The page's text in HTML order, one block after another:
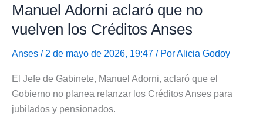
da
préstamos
a
AUH,
ni
pensionados
Manuel Adorni aclaró que no
vuelven los Créditos Anses
Anses / 2 de mayo de 2026, 19:47 / PorAlicia Godoy
El Jefe de Gabinete, Manuel Adorni, aclaró que el
Gobierno no planea relanzar los Créditos Anses para
jubilados y pensionados.